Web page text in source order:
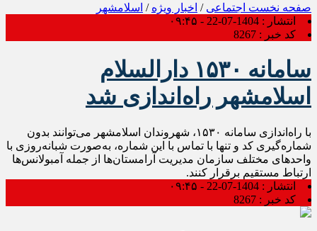
صفحه نخست اجتماعی / اخبار ویژه / اسلامشهر
انتشار : 1404-07-22 - ۰۹:۴۵
کد خبر : 8267
سامانه ۱۵۳۰ دارالسلام
اسلامشهر راه‌اندازی شد
با راه‌اندازی سامانه ۱۵۳۰، شهروندان اسلامشهر می‌توانند بدون
شماره‌گیری کد و تنها با تماس با این شماره، به‌صورت شبانه‌روزی با
واحدهای مختلف سازمان مدیریت آرامستان‌ها از جمله آمبولانس‌ها
ارتباط مستقیم برقرار کنند.
انتشار : 1404-07-22 - ۰۹:۴۵
کد خبر : 8267